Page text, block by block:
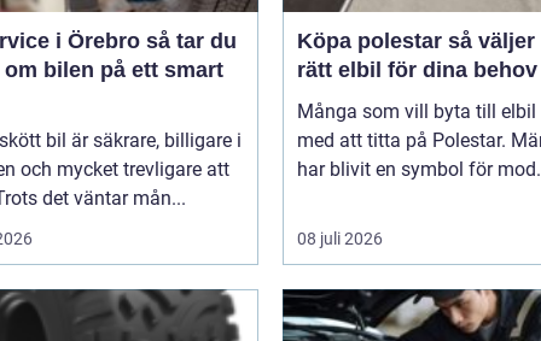
i Örebro så tar du
om bilen på ett smart
bil är säkrare, billigare i
och mycket trevligare att
det väntar mån...
Köpa polestar så väljer du
rätt elbil för dina behov
Många som vill byta till elbil
med att titta på Polestar.
har blivit en symbol för
08 juli 2026